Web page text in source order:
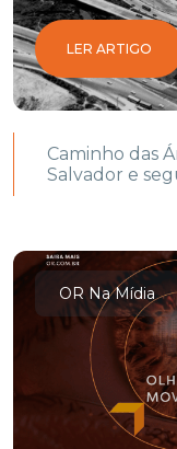
LER ARTIGO
Caminho das
Salvador e
OR Na Mídia